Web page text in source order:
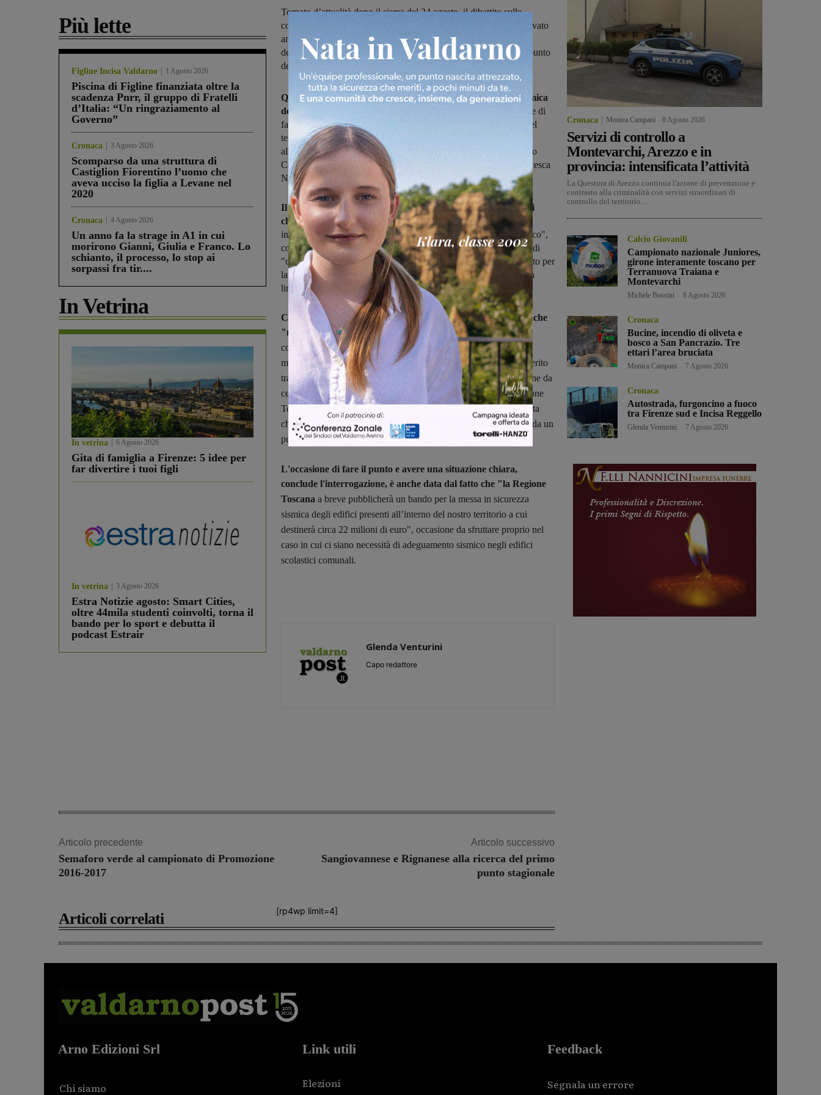
Più lette
Figline Incisa Valdarno 1 Agosto 2026
Piscina di Figline finanziata oltre la
scadenza Pnrr, il gruppo di Fratelli
d’Italia: “Un ringraziamento al
Governo”
Cronaca 3 Agosto 2026
Scomparso da una struttura di
Castiglion Fiorentino l’uomo che
aveva ucciso la figlia a Levane nel
2020
Cronaca 4 Agosto 2026
Un anno fa la strage in A1 in cui
morirono Gianni, Giulia e Franco. Lo
schianto, il processo, lo stop ai
sorpassi fra tir....
In Vetrina
In vetrina 6 Agosto 2026
Gita di famiglia a Firenze: 5 idee per
far divertire i tuoi figli
In vetrina 3 Agosto 2026
Estra Notizie agosto: Smart Cities,
oltre 44mila studenti coinvolti, torna il
bando per lo sport e debutta il
podcast Estrair
Tornato d’attualità dopo il sisma del 24 agosto, il dibattito sulle
condizioni antisismiche degli edifici pubblici a Montevarchi è arrivato
anche in Consiglio comunale. Camiciottoli, insieme a tre colleghi
dell’opposizione di centrosinistra, ha chiesto al sindaco di fare il punto
della situazione
Quali sono effettivamente gli interventi sulla vulnerabilità sismica
degli edifici scolastici portati avanti a Montevarchi?
A chiedere di
fare il punto della situazione, dopo il dibattito nato all'indomani del
terremoto del 24 agosto scorso, è una interrogazione presentata
all'ultimo Consiglio comunale dal consigliere di opposizione Fabio
Camiciottoli, e firmata anche da Paolo Ricci, Elisa Bertini e Francesca
Neri.
Il testo dell'interrogazione chiede, nello specifico, al sindaco di
chiarirequali dei lavori effettuati "possono essere considerati
interventi di miglioramento sismico, e quali di adeguamento sismico",
così come distinto dalle norme esistenti in materia. Chiede inoltre di
"comprendere se gli Indici di Vulnerabilità derivanti dal censimento per
la valutazione della vulnerabilità sugli edifici scolastici risultano in
linea con gli obiettivi di sicurezza da un punto di vista sismico".
Camiciottoli, illustrando l'interrogazione, ha ricordato infatti che
"nella classificazione sismica regionale del 2014il territorio
comunale di Montevarchi risulta inserito all’interno della zona 3 a
media sismicità regionale. Il nostro territorio, pur non essendo inserito
tra quello in alta sismicità, è comunque da considerarsi non immune da
certe tipologie di calamità. Edai censimenti, finanziati dalla Regione
Toscana, per l’analisi della vulnerabilità sismica degli edifici, risulta
che nel nostro territorio regionale solo il 20% degli edifici risulta, da un
punto di vista strutturale, conforme agli attuali standard di legge".
L'occasione di fare il punto e avere una situazione chiara,
conclude l'interrogazione, è anche data dal fatto che "la Regione
Toscana a breve pubblicherà un bando per la messa in sicurezza
sismica degli edifici presenti all’interno del nostro territorio a cui
destinerà circa 22 milioni di euro", occasione da sfruttare proprio nel
caso in cui ci siano necessità di adeguamento sismico negli edifici
scolastici comunali.
Glenda Venturini
Capo redattore
Articolo precedente
Semaforo verde al campionato di Promozione
2016-2017
Articolo successivo
Sangiovannese e Rignanese alla ricerca del primo
punto stagionale
[rp4wp limit=4]
Articoli correlati
Cronaca Monica Campani 8 Agosto 2026
Servizi di controllo a
Montevarchi, Arezzo e in
provincia: intensificata l’attività
La Questura di Arezzo continua l'azione di prevenzione e
contrasto alla criminalità con servizi straordinari di
controllo del territorio....
Calcio Giovanili
Campionato nazionale Juniores,
girone interamente toscano per
Terranuova Traiana e
Montevarchi
Michele Bossini 8 Agosto 2026
Cronaca
Bucine, incendio di oliveta e
bosco a San Pancrazio. Tre
ettari l’area bruciata
Monica Campani 7 Agosto 2026
Cronaca
Autostrada, furgoncino a fuoco
tra Firenze sud e Incisa Reggello
Glenda Venturini 7 Agosto 2026
Arno Edizioni Srl
Chi siamo
Link utili
Elezioni
Feedback
Segnala un errore